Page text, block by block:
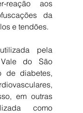
reação aos
da
e tendões.
pela
do São
de diabetes,
em outras
como